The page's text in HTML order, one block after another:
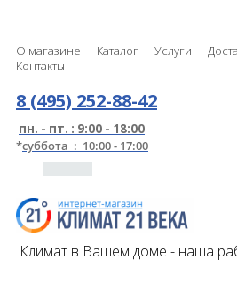
О магазине Каталог Услуги
Контакты
8 (495) 252-88-42
пн. - пт. : 9:00 - 18:00
*суббота : 10:00 - 17:00
Климат в Вашем доме - наша